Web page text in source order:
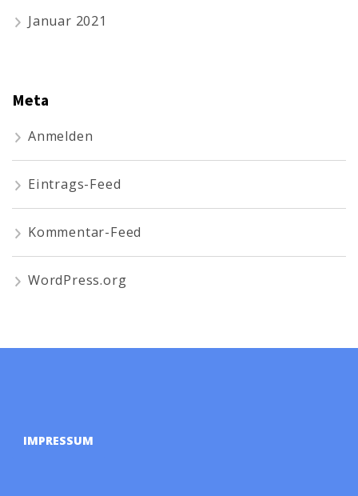
Januar 2021
Meta
Anmelden
Eintrags-Feed
Kommentar-Feed
WordPress.org
IMPRESSUM